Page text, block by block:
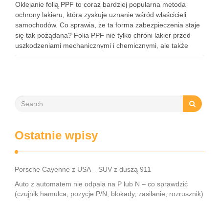
Oklejanie folią PPF to coraz bardziej popularna metoda
ochrony lakieru, która zyskuje uznanie wśród właścicieli
samochodów. Co sprawia, że ta forma zabezpieczenia staje
się tak pożądana? Folia PPF nie tylko chroni lakier przed
uszkodzeniami mechanicznymi i chemicznymi, ale także
zachowuje estetykę pojazdu przez wiele lat. Dzięki swoim
Ostatnie wpisy
Porsche Cayenne z USA – SUV z duszą 911
Auto z automatem nie odpala na P lub N – co sprawdzić
(czujnik hamulca, pozycje P/N, blokady, zasilanie, rozrusznik)